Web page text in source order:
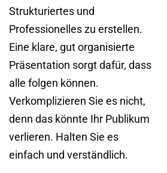
Strukturiertes und
Professionelles zu erstellen.
Eine klare, gut organisierte
Präsentation sorgt dafür, dass
alle folgen können.
Verkomplizieren Sie es nicht,
denn das könnte Ihr Publikum
verlieren. Halten Sie es
einfach und verständlich.